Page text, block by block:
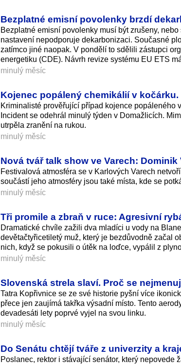
Bezplatné emisní povolenky brzdí
Bezplatné emisní povolenky musí být zrušeny,
nastavení nepodporuje dekarbonizaci. Současné
zatímco jiné naopak. V pondělí to sdělili zástupci
energetiku (CDE). Návrh revize systému EU ETS
minulý měsíc
Kojenec popálený chemikálií v
Kriminalisté prověřující případ kojence popáleného
Incident se odehrál minulý týden v Domažlicích.
utrpěla zranění na rukou.
minulý měsíc
Nová tvář talk show ve Varech:
Festivalová atmosféra se v Karlových Varech
součástí jeho atmosféry jsou také místa, kde se
minulý měsíc
Tři promile a zbraň v ruce: Agresivní
Dramatické chvíle zažili dva mladíci u vody na
devětačtyřicetiletý muž, který je bezdůvodně začal
nich, když se pokusili o útěk na loďce, vypálil z
minulý měsíc
Slovenská strela slaví. Proč se
Tatra Kopřivnice se ze své historie pyšní více
přece jen zaujímá takřka výsadní místo. Tento
devadesáti lety poprvé vyjel na svou linku.
minulý měsíc
Do Senátu chtějí tváře z univerzity a
Poslanec, rektor i stávající senátor, který